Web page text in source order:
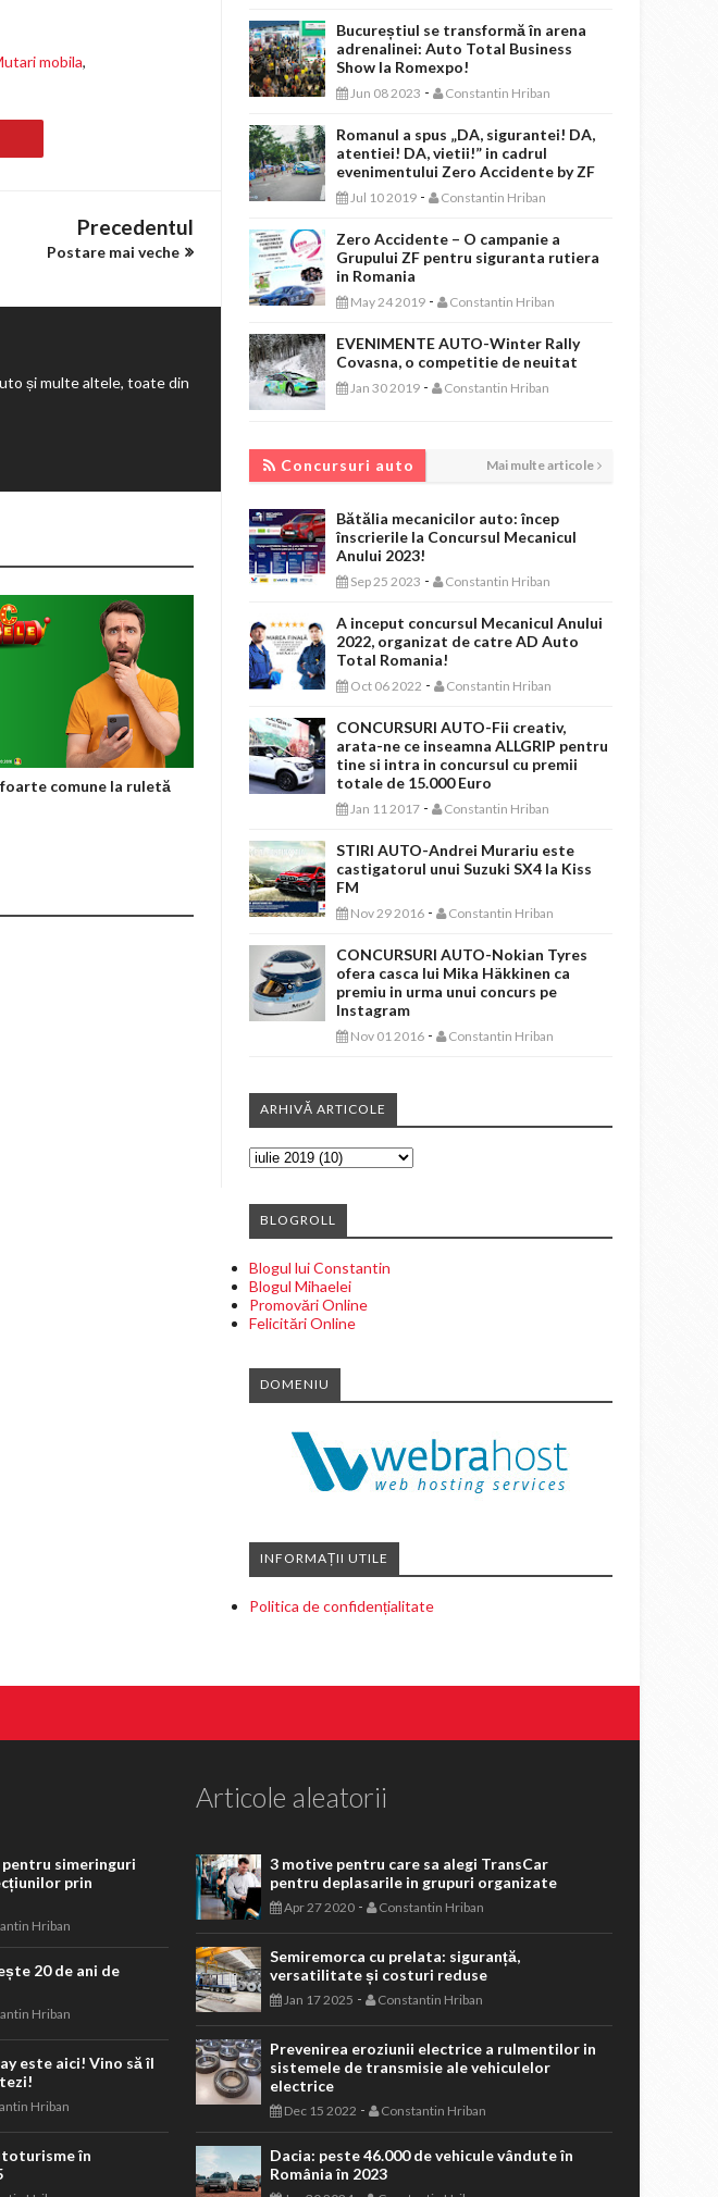
mobila,
Precedentul
Postare mai veche
și multe altele, toate din
comune la ruletă
Bucureștiul se transformă în arena
adrenalinei: Auto Total Business
Show la Romexpo!
Jun 08 2023 - Constantin Hriban
Romanul a spus „DA, sigurantei! DA,
atentiei! DA, vietii!” in cadrul
evenimentului Zero Accidente by ZF
Jul 10 2019 - Constantin Hriban
Zero Accidente – O campanie a
Grupului ZF pentru siguranta rutiera
in Romania
May 24 2019 - Constantin Hriban
EVENIMENTE AUTO-Winter Rally
Covasna, o competitie de neuitat
Jan 30 2019 - Constantin Hriban
Concursuri auto Mai multe articole
Bătălia mecanicilor auto: încep
înscrierile la Concursul Mecanicul
Anului 2023!
Sep 25 2023 - Constantin Hriban
A inceput concursul Mecanicul Anului
2022, organizat de catre AD Auto
Total Romania!
Oct 06 2022 - Constantin Hriban
CONCURSURI AUTO-Fii creativ,
arata-ne ce inseamna ALLGRIP pentru
tine si intra in concursul cu premii
totale de 15.000 Euro
Jan 11 2017 - Constantin Hriban
STIRI AUTO-Andrei Murariu este
castigatorul unui Suzuki SX4 la Kiss
FM
Nov 29 2016 - Constantin Hriban
CONCURSURI AUTO-Nokian Tyres
ofera casca lui Mika Häkkinen ca
premiu in urma unui concurs pe
Instagram
Nov 01 2016 - Constantin Hriban
ARHIVĂ ARTICOLE
BLOGROLL
Blogul lui Constantin
Blogul Mihaelei
Promovări Online
Felicitări Online
DOMENIU
INFORMAȚII UTILE
Politica de confidențialitate
simeringuri
prin
Hriban
20 de ani de
Hriban
este aici! Vino să îl
Hriban
în
Articole aleatorii
3 motive pentru care sa alegi TransCar
pentru deplasarile in grupuri organizate
Apr 27 2020- Constantin Hriban
Semiremorca cu prelata: siguranță,
versatilitate și costuri reduse
Jan 17 2025 - Constantin Hriban
Prevenirea eroziunii electrice a rulmentilor in
sistemele de transmisie ale vehiculelor
electrice
Dec 15 2022 - Constantin Hriban
Dacia: peste 46.000 de vehicule vândute în
România în 2023